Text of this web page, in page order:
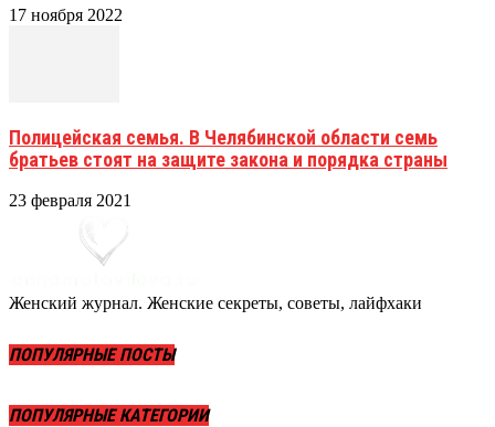
17 ноября 2022
Полицейская семья. В Челябинской области семь
братьев стоят на защите закона и порядка страны
23 февраля 2021
Женский журнал. Женские секреты, советы, лайфхаки
ПОПУЛЯРНЫЕ ПОСТЫ
ПОПУЛЯРНЫЕ КАТЕГОРИИ